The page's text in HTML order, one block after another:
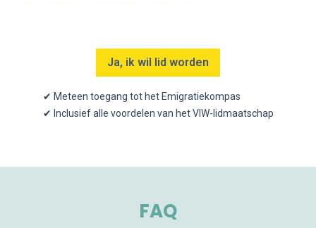
Ja, ik wil lid worden
✔ Meteen toegang tot het Emigratiekompas
✔ Inclusief alle voordelen van het VIW-lidmaatschap
FAQ